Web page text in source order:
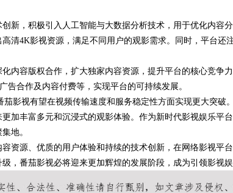
新，积极引入人工智能与大数据分析技术，用于优化内容
清4K影视资源，满足不同用户的观影需求。同时，平台还
内容版权合作，扩大独家内容资源，提升平台的核心竞争
告合作及内容付费等，实现平台的可持续发展。
茄影视有望在视频传输速度和服务稳定性方面实现更大突破
加丰富多元和沉浸式的观影体验。作为新时代影视娱乐平
地。
资源、优质的用户体验和持续的技术创新，在网络影视平
，番茄影视必将迎来更加辉煌的发展阶段，成为引领影视娱